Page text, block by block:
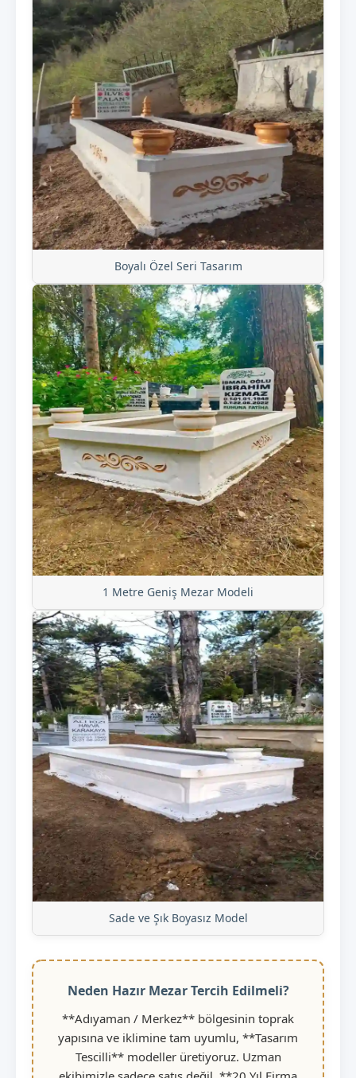
Boyalı Özel Seri Tasarım
1 Metre Geniş Mezar Modeli
Sade ve Şık Boyasız Model
Neden Hazır Mezar Tercih Edilmeli?
**Adıyaman / Merkez** bölgesinin toprak
yapısına ve iklimine tam uyumlu, **Tasarım
Tescilli** modeller üretiyoruz. Uzman